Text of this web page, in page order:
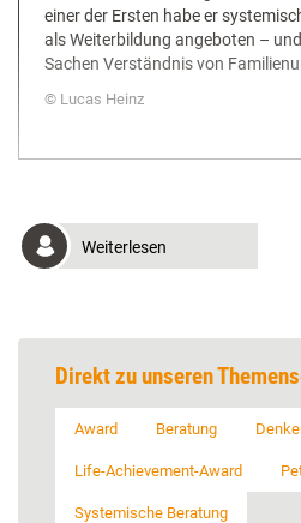
einer der Ersten habe er
als Weiterbildung angeboten –
Sachen Verständnis von
Lucas Heinz
Weiterlesen
Direkt zu unseren
Award Beratung
Life-Achievement-Award
Systemische Beratung